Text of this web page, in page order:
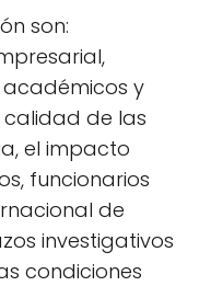
son:
y
de las
el impacto
funcionarios
de
investigativos
condiciones